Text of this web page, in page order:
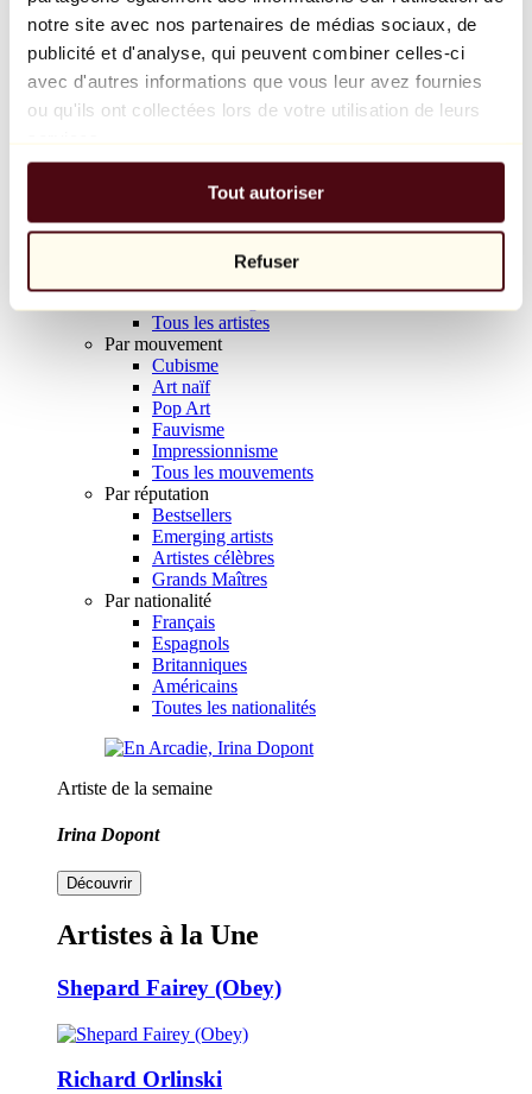
notre site avec nos partenaires de médias sociaux, de
publicité et d'analyse, qui peuvent combiner celles-ci
avec d'autres informations que vous leur avez fournies
ou qu'ils ont collectées lors de votre utilisation de leurs
Tout autoriser
Refuser
Balloon Dog (Orange)
Jeff Koons
10 000 €
Parcourir
Tous les sculpteurs
Tous les photographes
Tous les artistes
Par mouvement
Cubisme
Art naïf
Pop Art
Fauvisme
Impressionnisme
Tous les mouvements
Par réputation
Bestsellers
Emerging artists
Artistes célèbres
Grands Maîtres
Par nationalité
Français
Espagnols
Britanniques
Américains
Toutes les nationalités
Artiste de la semaine
Irina Dopont
Découvrir
Artistes à la Une
Shepard Fairey (Obey)
Richard Orlinski